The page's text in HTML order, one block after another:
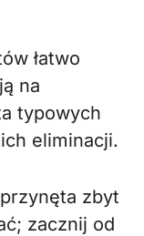
łatwo
na
typowych
eliminacji.
zbyt
zacznij od